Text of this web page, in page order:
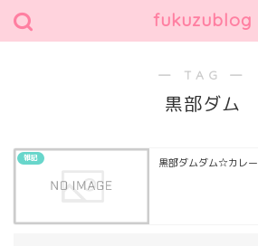
fukuzublog
― TAG ―
黒部ダム
雑記 黒部ダムダム☆カレー